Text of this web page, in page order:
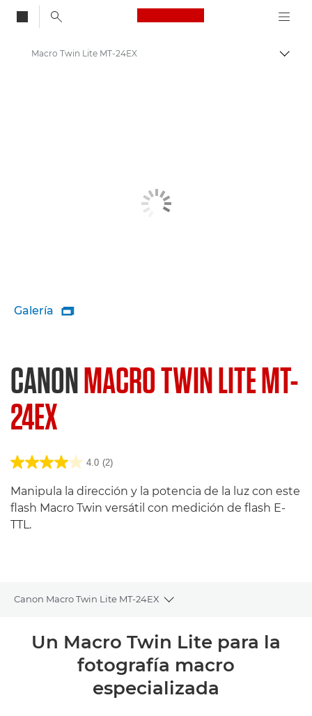
Canon Logo, back
Macro Twin Lite MT-24EX
Galería 
CANONMACRO TWIN LITE MT-
24EX
4.0 (2)
Manipula la dirección y la potencia de la luz con este
flash Macro Twin versátil con medición de flash E-
TTL.
Canon Macro Twin Lite MT-24EX
Toggle breadcrumbs
Descripción general
Especificaciones
Un Macro Twin Lite para la
fotografía macro
especializada